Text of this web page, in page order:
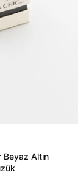
Beyaz Altın